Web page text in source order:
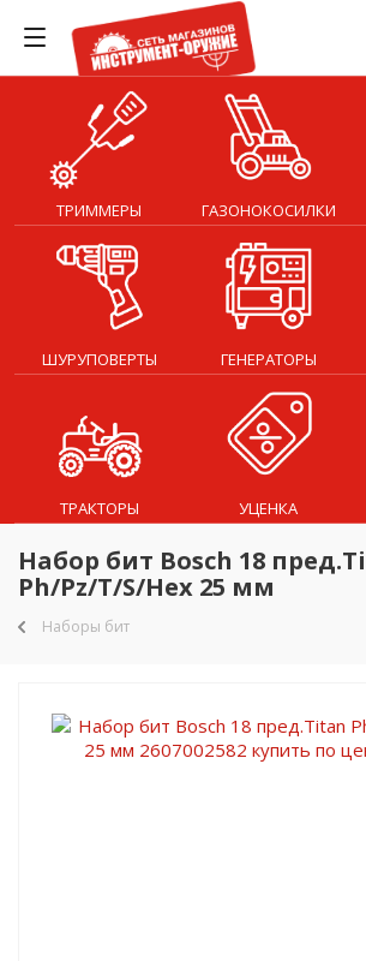
ТРИММЕРЫ ГАЗОНОКОСИЛКИ
ШУРУПОВЕРТЫ ГЕНЕРАТОРЫ
ТРАКТОРЫ УЦЕНКА
Набор бит Bosch 18
Ph/Pz/T/S/Hex 25 мм
Наборы бит